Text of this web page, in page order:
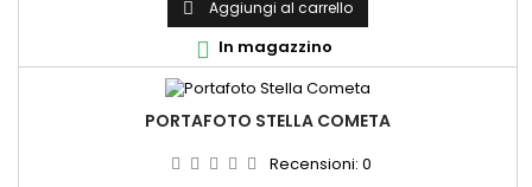
 Aggiungi al carrello
 In magazzino
PORTAFOTO STELLA COMETA
Recensioni: 0